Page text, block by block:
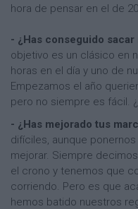
hora de pensar en el de
- ¿Has conseguido
objetivo es un clásico en
horas en el día y uno de
Empezamos el año
pero no siempre es fácil.
- ¿Has mejorado tus
difíciles, aunque
mejorar. Siempre
el crono y tenemos que
corriendo. Pero es que
hemos batido nuestros